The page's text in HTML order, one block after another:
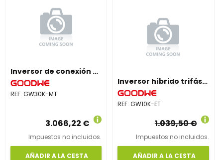
Inversor de conexión a red trifásico GW30K-MT
REF: GW30K-MT
3.066,22 €
Impuestos no incluidos.
AÑADIR A LA CESTA
Inversor híbrido trifásico GW10K-ET
REF:GW10K-ET
1.039,50 €
Impuestos no incluidos.
AÑADIR A LA CESTA